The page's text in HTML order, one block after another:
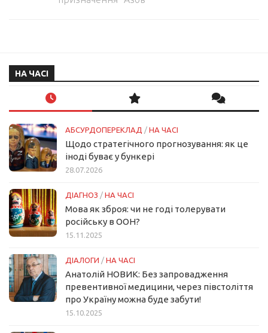
НА ЧАСІ
АБСУРДОПЕРЕКЛАД / НА ЧАСІ
Щодо стратегічного прогнозування: як це
іноді буває у бункері
28.07.2026
ДІАГНОЗ / НА ЧАСІ
Мова як зброя: чи не годі толерувати
російську в ООН?
15.11.2025
ДІАЛОГИ / НА ЧАСІ
Анатолій НОВИК: Без запровадження
превентивної медицини, через півстоліття
про Україну можна буде забути!
15.10.2025